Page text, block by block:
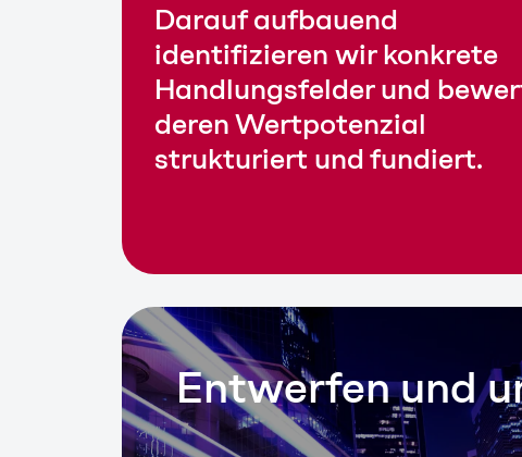
Darauf aufbauend
identifizieren wir konkrete
Handlungsfelder und
deren Wertpotenzial
strukturiert und fundiert.
Entwerfen und